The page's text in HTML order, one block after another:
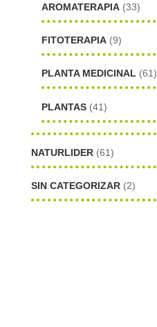
AROMATERAPIA (33)
FITOTERAPIA (9)
PLANTA MEDICINAL (61)
PLANTAS (41)
NATURLIDER (61)
SIN CATEGORIZAR (2)